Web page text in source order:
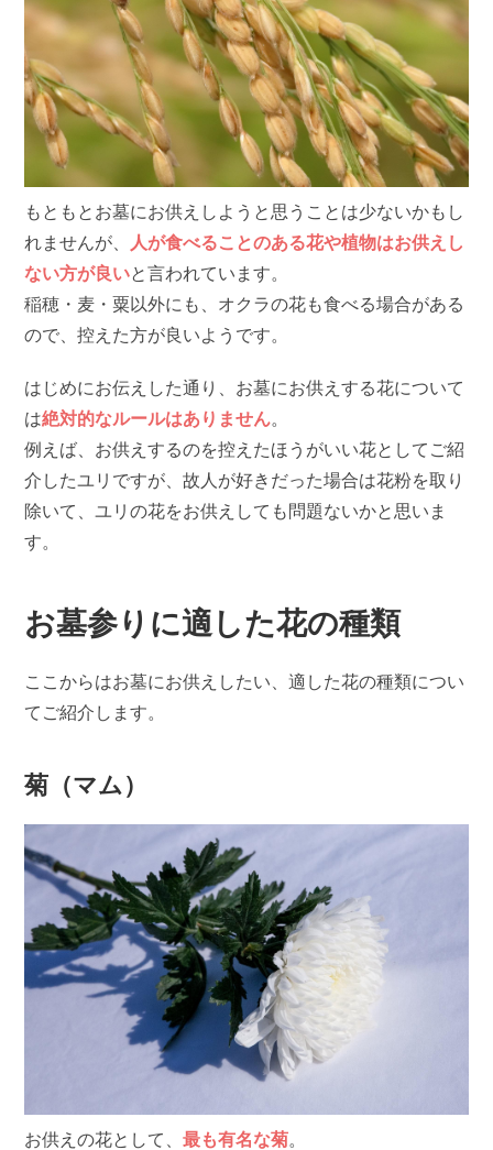
もともとお墓にお供えしようと思うことは少ないかもし
れませんが、 人が食べることのある花や植物はお供えし
ない方が良いと言われています。
稲穂・麦・粟以外にも、オクラの花も食べる場合がある
ので、控えた方が良いようです。
はじめにお伝えした通り、お墓にお供えする花について
は絶対的なルールはありません。
例えば、お供えするのを控えたほうがいい花としてご紹
介したユリですが、故人が好きだった場合は花粉を取り
除いて、ユリの花をお供えしても問題ないかと思いま
す。
お墓参りに適した花の種類
ここからはお墓にお供えしたい、適した花の種類につい
てご紹介します。
菊（マム）
お供えの花として、最も有名な菊。